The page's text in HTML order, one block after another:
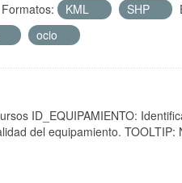
Formatos: KML SHP
ocio
ID_EQUIPAMIENTO:
del equipamiento. TOOLTIP: